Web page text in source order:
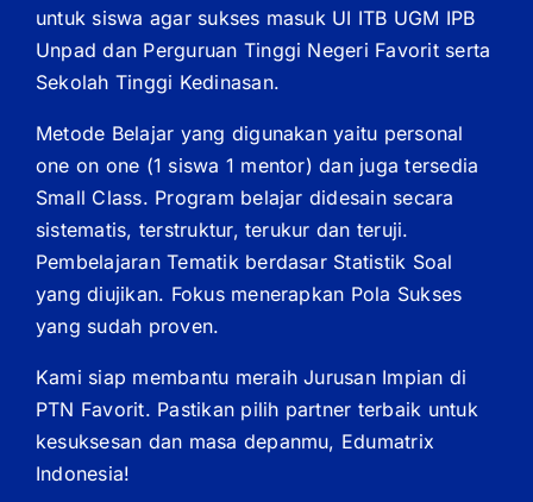
untuk siswa agar sukses masuk UI ITB UGM IPB
Unpad dan Perguruan Tinggi Negeri Favorit serta
Sekolah Tinggi Kedinasan.
Metode Belajar yang digunakan yaitu personal
one on one (1 siswa 1 mentor) dan juga tersedia
Small Class. Program belajar didesain secara
sistematis, terstruktur, terukur dan teruji.
Pembelajaran Tematik berdasar Statistik Soal
yang diujikan. Fokus menerapkan Pola Sukses
yang sudah proven.
Kami siap membantu meraih Jurusan Impian di
PTN Favorit. Pastikan pilih partner terbaik untuk
kesuksesan dan masa depanmu, Edumatrix
Indonesia!